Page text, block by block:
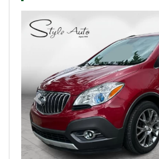
Previous